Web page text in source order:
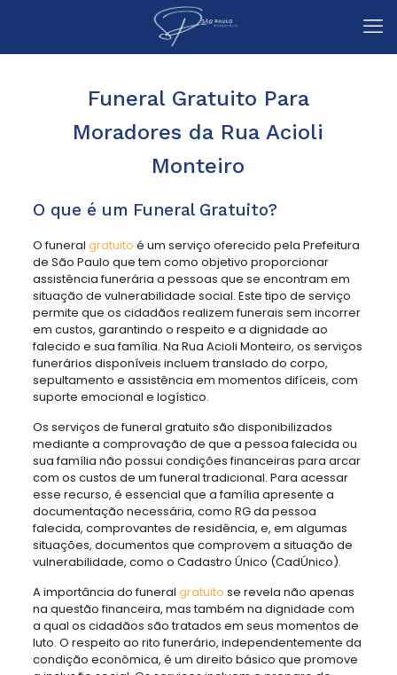
Funeral Gratuito Para
Moradores da Rua Acioli
Monteiro
O que é um Funeral Gratuito?
O funeral gratuito é um serviço oferecido pela Prefeitura
de São Paulo que tem como objetivo proporcionar
assistência funerária a pessoas que se encontram em
situação de vulnerabilidade social. Este tipo de serviço
permite que os cidadãos realizem funerais sem incorrer
em custos, garantindo o respeito e a dignidade ao
falecido e sua família. Na Rua Acioli Monteiro, os serviços
funerários disponíveis incluem translado do corpo,
sepultamento e assistência em momentos difíceis, com
suporte emocional e logístico.
Os serviços de funeral gratuito são disponibilizados
mediante a comprovação de que a pessoa falecida ou
sua família não possui condições financeiras para arcar
com os custos de um funeral tradicional. Para acessar
esse recurso, é essencial que a família apresente a
documentação necessária, como RG da pessoa
falecida, comprovantes de residência, e, em algumas
situações, documentos que comprovem a situação de
vulnerabilidade, como o Cadastro Único (CadÚnico).
A importância do funeral gratuito se revela não apenas
na questão financeira, mas também na dignidade com
a qual os cidadãos são tratados em seus momentos de
luto. O respeito ao rito funerário, independentemente da
condição econômica, é um direito básico que promove